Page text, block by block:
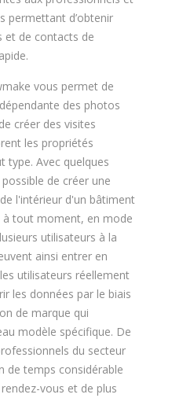
permettant d’obtenir
et de contacts de
vous permet de
des photos
créer des visites
les propriétés
type. Avec quelques
de créer une
l'intérieur d'un bâtiment
à tout moment, en mode
utilisateurs à la
ainsi entrer en
utilisateurs réellement
les données par le biais
de marque qui
modèle spécifique. De
du secteur
de temps considérable
vous et de plus